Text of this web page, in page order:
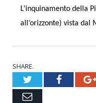
L’inquinamento della
all’orizzonte) vista dal
SHARE.
TwitterFacebook
Email